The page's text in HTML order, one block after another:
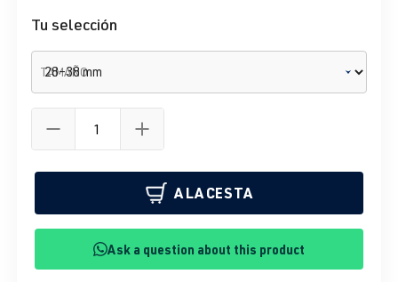
Tu selección
TAMAÑO
A LA CESTA
Ask a question about this product